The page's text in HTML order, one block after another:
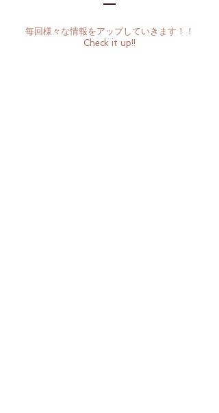
毎回様々な情報をアップしていきます！！
Check it up!!